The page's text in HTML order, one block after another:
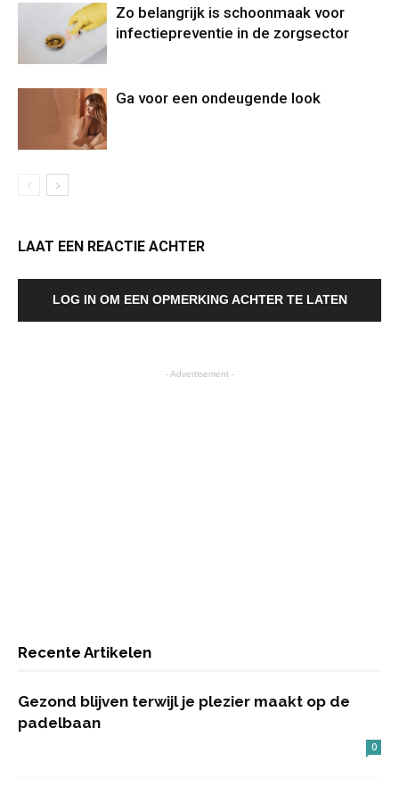
Zo belangrijk is schoonmaak voor
infectiepreventie in de zorgsector
Ga voor een ondeugende look
LAAT EEN REACTIE ACHTER
LOG IN OM EEN OPMERKING ACHTER TE LATEN
- Advertisement -
Recente Artikelen
Gezond blijven terwijl je plezier maakt op de
padelbaan
0